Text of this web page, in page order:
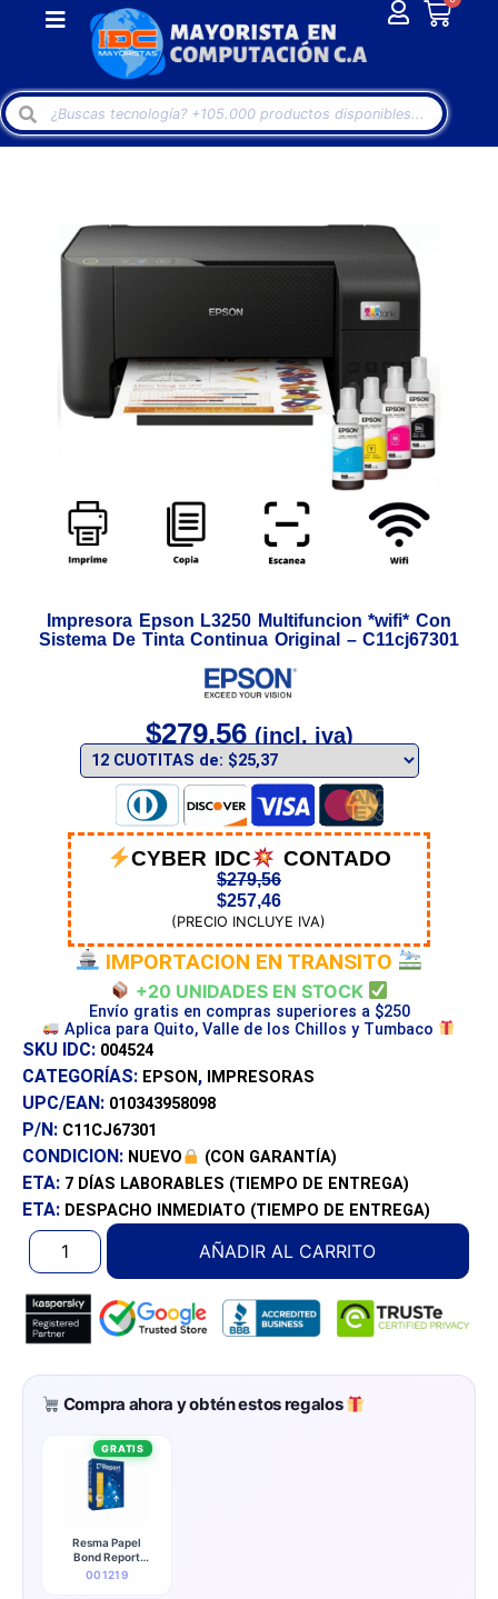
Impresora Epson L3250 Multifuncion *wifi* Con
Sistema De Tinta Continua Original – C11cj67301
$279,56 (incl. iva)
CYBER IDC CONTADO
$279,56
$257,46
(PRECIO INCLUYE IVA)
IMPORTACION EN TRANSITO
+20 UNIDADES EN STOCK
Envío gratis en compras superiores a $250
Aplica para Quito, Valle de los Chillos y Tumbaco
SKU IDC: 004524
CATEGORÍAS: EPSON, IMPRESORAS
UPC/EAN: 010343958098
P/N: C11CJ67301
CONDICION: NUEVO (CON GARANTÍA)
ETA: 7 DÍAS LABORABLES (TIEMPO DE ENTREGA)
ETA: DESPACHO INMEDIATO (TIEMPO DE ENTREGA)
AÑADIR AL CARRITO
Compra ahora y obtén estos regalos
GRATIS
Resma Papel
Bond Report
500h 75g
001219